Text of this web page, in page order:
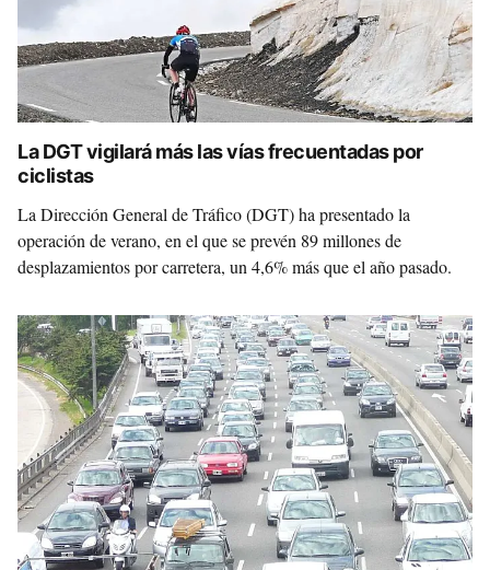
La DGT vigilará más las vías frecuentadas por
ciclistas
La Dirección General de Tráfico (DGT) ha presentado la
operación de verano, en el que se prevén 89 millones de
desplazamientos por carretera, un 4,6% más que el año pasado.